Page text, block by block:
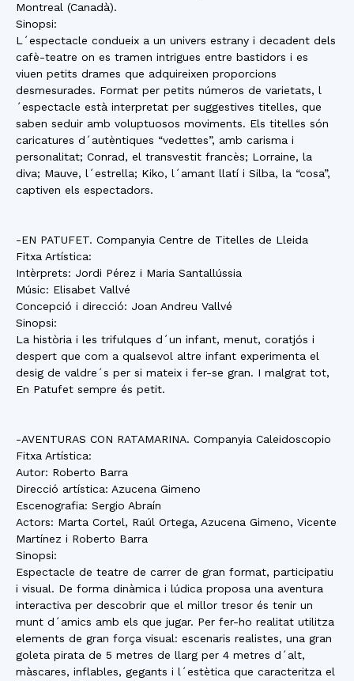
Montreal (Canadà).
Sinopsi:
L´espectacle condueix a un univers estrany i decadent dels
cafè-teatre on es tramen intrigues entre bastidors i es
viuen petits drames que adquireixen proporcions
desmesurades. Format per petits números de varietats, l
´espectacle està interpretat per suggestives titelles, que
saben seduir amb voluptuosos moviments. Els titelles són
caricatures d´autèntiques “vedettes”, amb carisma i
personalitat; Conrad, el transvestit francès; Lorraine, la
diva; Mauve, l´estrella; Kiko, l´amant llatí i Silba, la “cosa”,
captiven els espectadors.
-EN PATUFET. Companyia Centre de Titelles de Lleida
Fitxa Artística:
Intèrprets: Jordi Pérez i Maria Santallússia
Músic: Elisabet Vallvé
Concepció i direcció: Joan Andreu Vallvé
Sinopsi:
La història i les trifulques d´un infant, menut, coratjós i
despert que com a qualsevol altre infant experimenta el
desig de valdre´s per si mateix i fer-se gran. I malgrat tot,
En Patufet sempre és petit.
-AVENTURAS CON RATAMARINA. Companyia Caleidoscopio
Fitxa Artística:
Autor: Roberto Barra
Direcció artística: Azucena Gimeno
Escenografia: Sergio Abraín
Actors: Marta Cortel, Raúl Ortega, Azucena Gimeno, Vicente
Martínez i Roberto Barra
Sinopsi:
Espectacle de teatre de carrer de gran format, participatiu
i visual. De forma dinàmica i lúdica proposa una aventura
interactiva per descobrir que el millor tresor és tenir un
munt d´amics amb els que jugar. Per fer-ho realitat utilitza
elements de gran força visual: escenaris realistes, una gran
goleta pirata de 5 metres de llarg per 4 metres d´alt,
màscares, inflables, gegants i l´estètica que caracteritza el